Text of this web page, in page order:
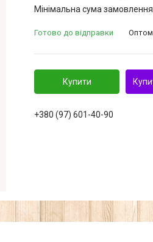
Мінімальна сума
Готово до відправки Оптом
Купити
+380 (97) 601-40-90